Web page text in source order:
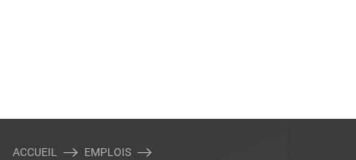
ACCUEIL
EMPLOIS